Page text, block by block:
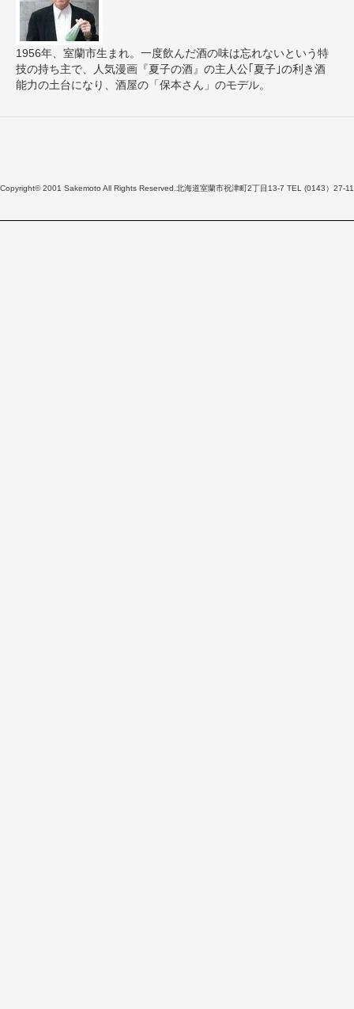
1956年、室蘭市生まれ。一度飲んだ酒の味は忘れないという特
技の持ち主で、人気漫画『夏子の酒』の主人公｢夏子｣の利き酒
能力の土台になり、酒屋の「保本さん」のモデル。
Copyright© 2001 Sakemoto All Rights Reserved.北海道室蘭市祝津町2丁目13-7 TEL (0143）27-